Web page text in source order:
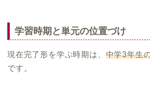
学習時期と単元の位置づけ
現在完了形を学ぶ時期は、 中学3年生
です。